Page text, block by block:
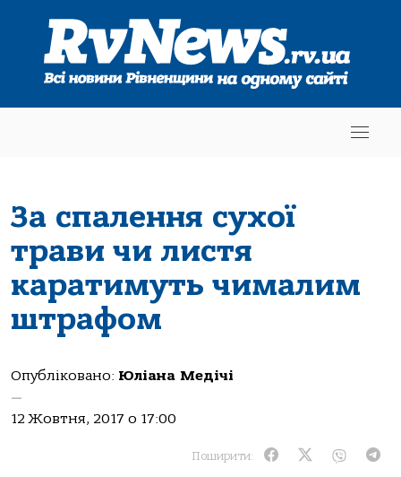
За спалення сухої
трави чи листя
каратимуть чималим
штрафом
Опубліковано: Юліана Медічі
—
12 Жовтня, 2017 о 17:00
Поширити: